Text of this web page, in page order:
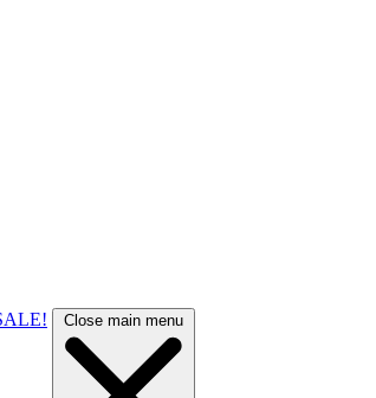
Close main menu